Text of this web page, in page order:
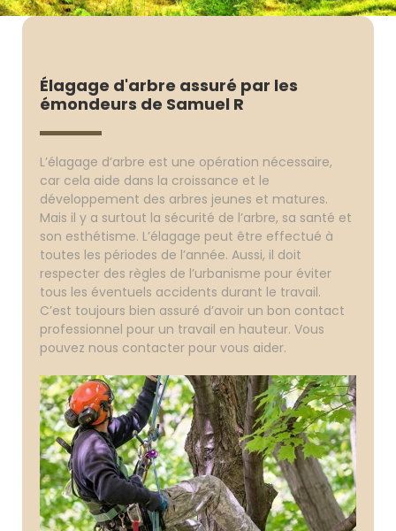
Élagage d'arbre assuré par les
émondeurs de Samuel R
L’élagage d’arbre est une opération nécessaire,
car cela aide dans la croissance et le
développement des arbres jeunes et matures.
Mais il y a surtout la sécurité de l’arbre, sa santé et
son esthétisme. L’élagage peut être effectué à
toutes les périodes de l’année. Aussi, il doit
respecter des règles de l’urbanisme pour éviter
tous les éventuels accidents durant le travail.
C’est toujours bien assuré d’avoir un bon contact
professionnel pour un travail en hauteur. Vous
pouvez nous contacter pour vous aider.